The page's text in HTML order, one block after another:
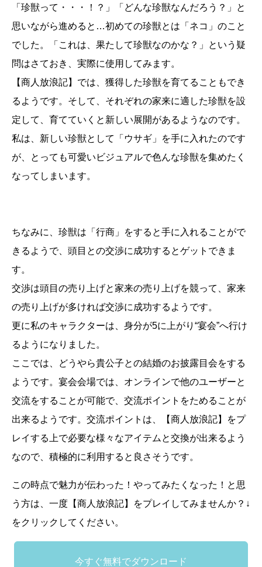
「珍獣って・・・！？」「どんな珍獣なんだろう？」と
思いながら進めると…初めての珍獣とは「ネコ」のこと
でした。「これは、果たして珍獣なのかな？」という疑
問はさておき、実際に使用してみます。
【商人放浪記】では、獲得した珍獣を育てることもでき
るようです。そして、それぞれの家来に適した珍獣を設
定して、育てていくと新しい展開があるようなのです。
私は、新しい珍獣として「ウサギ」を手に入れたのです
が、とっても可愛いビジュアルで色んな珍獣を集めたく
なってしまいます。
ちなみに、珍獣は「行商」をすると手に入れることがで
きるようで、頭目との交渉に成功するとゲットできま
す。
交渉は頭目の売り上げと家来の売り上げを競って、家来
の売り上げが多ければ交渉に成功するようです。
更に私のキャラクターは、身分が5に上がり“宴会”へ行け
るようになりました。
ここでは、どうやら貴公子との結婚のお披露目会をする
ようです。宴会会場では、オンラインで他のユーザーと
交流をすることが可能で、交流ポイントをためることが
出来るようです。交流ポイントは、【商人放浪記】をプ
レイする上で必要な様々なアイテムと交換が出来るよう
なので、積極的に利用すると良さそうです。
この時点で魅力が伝わった！やってみたくなった！と思
う方は、一度【商人放浪記】をプレイしてみませんか？↓
をクリックしてください。
今すぐ無料でダウンロード